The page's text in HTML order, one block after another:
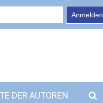
Anmelden
DER AUTOREN